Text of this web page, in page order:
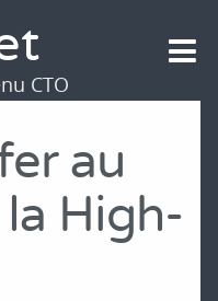
au
High-
CTO